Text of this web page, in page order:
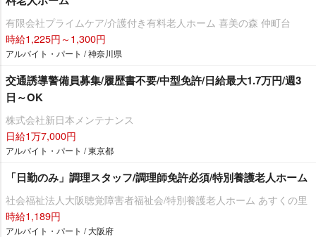
有限会社プライムケア/介護付き有料老人ホーム 喜美の森 仲町台
時給1,225円～1,300円
アルバイト・パート / 神奈川県
交通誘導警備員募集/履歴書不要/中型免許/日給最大1.7万円/週3
日～OK
株式会社新日本メンテナンス
日給1万7,000円
アルバイト・パート / 東京都
「日勤のみ」調理スタッフ/調理師免許必須/特別養護老人ホーム
社会福祉法人大阪聴覚障害者福祉会/特別養護老人ホーム あすくの里
時給1,189円
アルバイト・パート / 大阪府